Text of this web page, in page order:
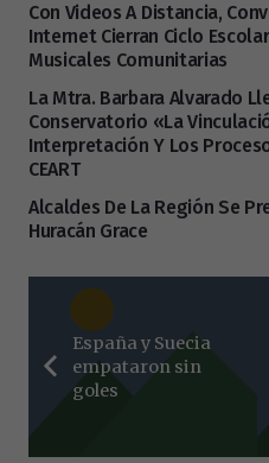
Con Videos A Distancia,
Internet Cierran Ciclo
Musicales Comunitarias
La Mtra. Barbara Alvarado
Conservatorio «La
Interpretación Y Los
CEART
Alcaldes De La Región Se
Huracán Grace
España y Suecia
empataron sin
goles